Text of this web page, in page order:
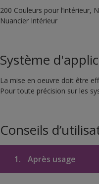
200 Couleurs pour l’intérieur,
Nuancier Intérieur
Système
La mise en oeuvre doit être
Pour toute précision sur les
Conseils
1. Après usage